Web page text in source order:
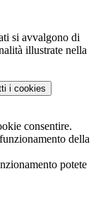
si avvalgono di
illustrate nella
i cookies
consentire.
della
potete